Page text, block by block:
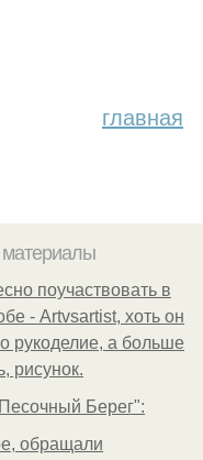
главная
поучаствовать в
- Artvsartist, хоть он
рукоделие, а больше
рисунок.
Берег":
обращали